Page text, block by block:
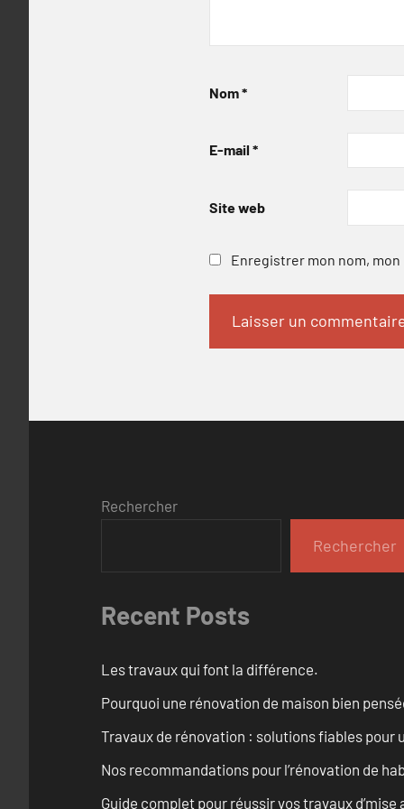
Nom*
E-mail *
Site web
Enregistrer mon nom,
Rechercher
Rechercher
Recent Posts
Les travaux qui font la différence.
Pourquoi une rénovation de maison bien
Travaux de rénovation : solutions fiables pour
Nos recommandations pour l’rénovation de
Guide complet pour réussir vos travaux